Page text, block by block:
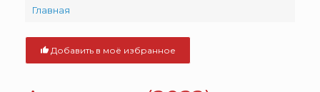
Главная
Добавить в моё избранное